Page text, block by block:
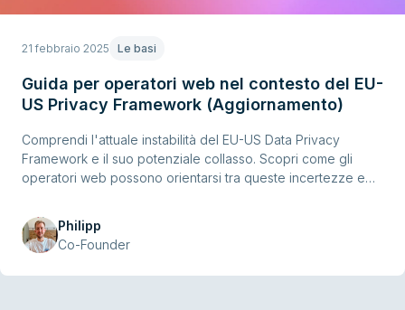
21 febbraio 2025 Le basi
Guida per operatori web nel contesto del EU-
US Privacy Framework (Aggiornamento)
Comprendi l'attuale instabilità del EU-US Data Privacy
Framework e il suo potenziale collasso. Scopri come gli
operatori web possono orientarsi tra queste incertezze e
strumenti e servizi essenziali.
Philipp
Co-Founder